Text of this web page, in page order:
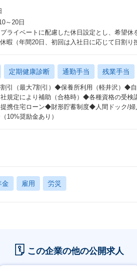
～20日
ライベートに配慮した休日設定とし、希望
暇（年間20日、初回は入社日に応じて日割り
定期健康診断 通勤手当 残業手当
引（最大7割引）◆保養所利用（軽井沢）◆
規定により補助（合格時）◆各種資格の受
携住宅ローン◆財形貯蓄制度◆人間ドック/
10%奨励金あり）
金 雇用 労災
この企業の他の公開求人